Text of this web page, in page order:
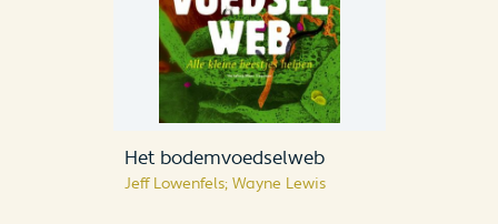
Het bodemvoedselweb
Jeff Lowenfels; Wayne Lewis